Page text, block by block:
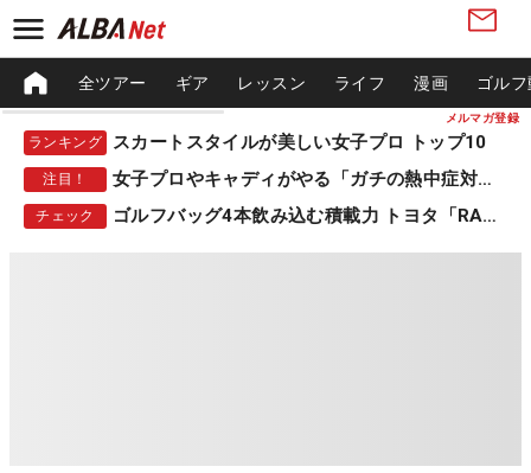
メルマガ登録
全ツアー ギア レッスン ライフ 漫画 ゴル
ランキング スカートスタイルが美しい女子プロ トップ10
注目！ 女子プロやキャディがやる「ガチの熱中症対策」
チェック ゴルフバッグ4本飲み込む積載力 トヨタ「RAV4」